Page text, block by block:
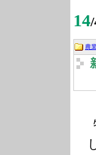
14
農